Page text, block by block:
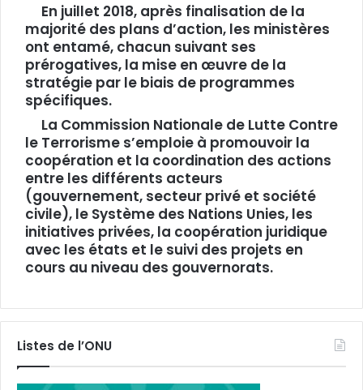
En juillet 2018, après finalisation de la
majorité des plans d’action, les ministères
ont entamé, chacun suivant ses
prérogatives, la mise en œuvre de la
stratégie par le biais de programmes
spécifiques.
La Commission Nationale de Lutte Contre
le Terrorisme s’emploie à promouvoir la
coopération et la coordination des actions
entre les différents acteurs
(gouvernement, secteur privé et société
civile), le Système des Nations Unies, les
initiatives privées, la coopération juridique
avec les états et le suivi des projets en
cours au niveau des gouvernorats.
Listes de l’ONU